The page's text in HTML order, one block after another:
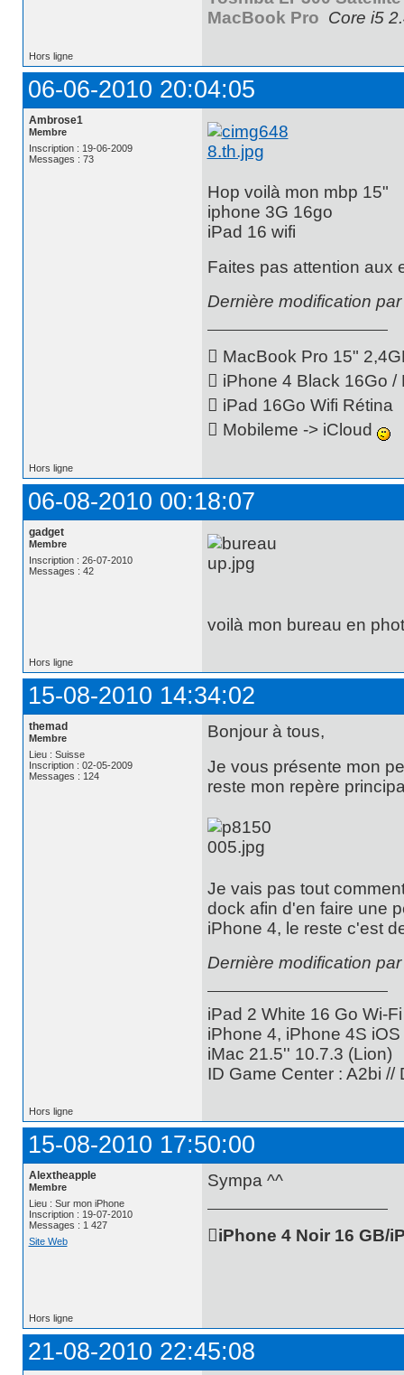
MacBook Pro Core i5
Hors ligne
06-06-2010 20:04:05
Ambrose1
Membre
Inscription : 19-06-2009
Messages : 73
Hop voilà mon mbp 15"
iphone 3G 16go
iPad 16 wifi
Faites pas attention aux
Dernière modification
 MacBook Pro 15"
 iPhone 4 Black 16Go /
 iPad 16Go Wifi Rétina
 Mobileme -> iCloud
Hors ligne
06-08-2010 00:18:07
gadget
Membre
Inscription : 26-07-2010
Messages : 42
voilà mon bureau en
Hors ligne
15-08-2010 14:34:02
themad
Membre
Lieu : Suisse
Inscription : 02-05-2009
Messages : 124
Bonjour à tous,
Je vous présente mon
reste mon repère
Je vais pas tout
dock afin d'en faire une
iPhone 4, le reste c'est
Dernière modification
iPad 2 White 16 Go Wi-
iPhone 4, iPhone 4S
iMac 21.5'' 10.7.3 (Lion)
ID Game Center : A2bi
Hors ligne
15-08-2010 17:50:00
Alextheapple
Membre
Lieu : Sur mon iPhone
Inscription : 19-07-2010
Messages : 1 427
Site Web
Sympa ^^
iPhone 4 Noir 16 GB/
Hors ligne
21-08-2010 22:45:08